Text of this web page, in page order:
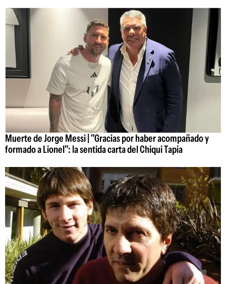
Muerte de Jorge Messi | "Gracias por haber acompañado y
formado a Lionel": la sentida carta del Chiqui Tapia